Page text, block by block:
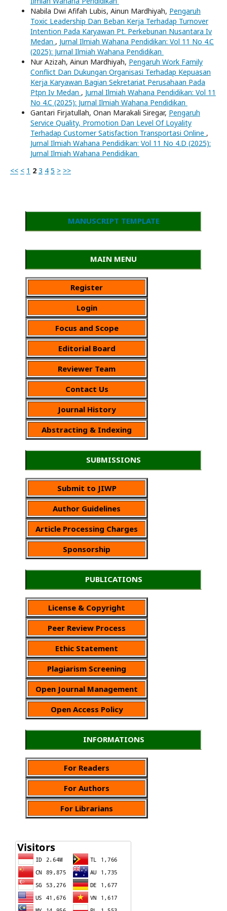
Nabila Dwi Afifah Lubis, Ainun Mardhiyah, Pengaruh
Toxic Leadership Dan Beban Kerja Terhadap Turnover
Intention Pada Karyawan Pt. Perkebunan Nusantara Iv
Medan , Jurnal Ilmiah Wahana Pendidikan: Vol 11 No 4.C
(2025): Jurnal Ilmiah Wahana Pendidikan
Nur Azizah, Ainun Mardhiyah, Pengaruh Work Family
Conflict Dan Dukungan Organisasi Terhadap Kepuasan
Kerja Karyawan Bagian Sekretariat Perusahaan Pada
Ptpn Iv Medan , Jurnal Ilmiah Wahana Pendidikan: Vol 11
No 4.C (2025): Jurnal Ilmiah Wahana Pendidikan
Gantari Firjatullah, Onan Marakali Siregar, Pengaruh
Service Quality, Promotion Dan Level Of Loyality
Terhadap Customer Satisfaction Transportasi Online ,
Jurnal Ilmiah Wahana Pendidikan: Vol 11 No 4.D (2025):
Jurnal Ilmiah Wahana Pendidikan
<< < 1 2 3 4 5 > >>
MANUSCRIPT TEMPLATE
MAIN MENU
Register
Login
Focus and Scope
Editorial Board
Reviewer Team
Contact Us
Journal History
Abstracting & Indexing
SUBMISSIONS
Submit to JIWP
Author Guidelines
Article Processing Charges
Sponsorship
PUBLICATIONS
License & Copyright
Peer Review Process
Ethic Statement
Plagiarism Screening
Open Journal Management
Open Access Policy
INFORMATIONS
For Readers
For Authors
For Librarians